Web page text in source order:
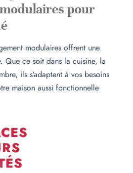
pour
modulaires offrent une
Que ce soit dans la cuisine, la
ils s’adaptent à vos besoins
maison aussi fonctionnelle